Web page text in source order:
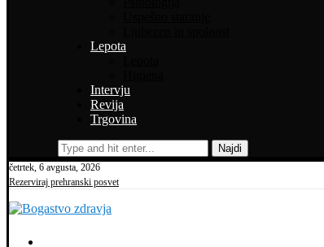
Lepota
Intervju
Revija
Trgovina
Najdi
četrtek, 6 avgusta, 2026
Rezerviraj prehranski posvet